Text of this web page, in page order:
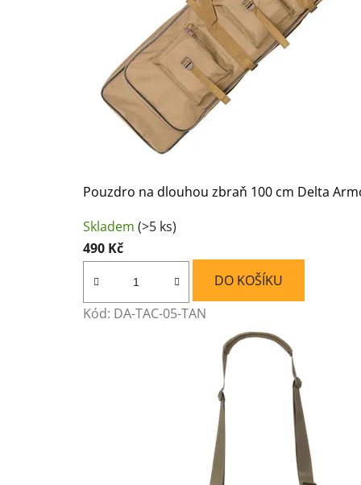
Pouzdro na dlouhou zbraň 100 cm Delta
Skladem (>5 ks)
490 Kč
DO KOŠÍKU
Kód: DA-TAC-05-TAN